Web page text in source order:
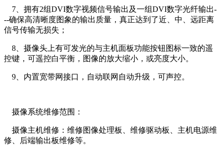
7、拥有2组DVI数字视频信号输出及一组DVI数字光纤输出-
--确保高清晰度图象的输出质量，真正达到了近、中、远距离
信号传输无损失；
8、摄像头上有可发光的与主机面板功能按钮图标一致的遥
控键，可遥控白平衡，图像的放大缩小，或亮度大小。
9、内置宽带网接口，自动联网自动升级，可声控。
摄像系统维修范围：
摄像主机维修：维修图像处理板、维修驱动板、主机电源维
修、后端输出板维修等。